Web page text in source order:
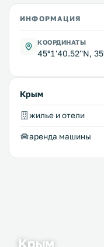
ИНФОРМАЦИЯ
КООРДИНАТЫ
45°1'40.52''N,
Крым
жилье и отели
аренда машины
Крым